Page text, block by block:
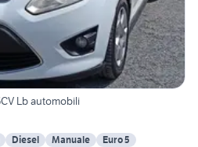
Lb automobili
Diesel Manuale
Euro 5